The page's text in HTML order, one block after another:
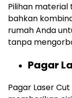
Pilihan material
bahkan
rumah Anda
tanpa
Pagar
Pagar Laser